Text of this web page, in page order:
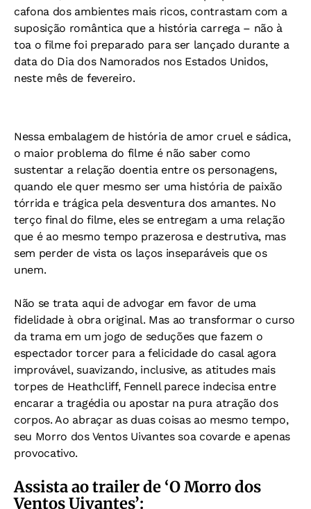
cafona dos ambientes mais ricos, contrastam com a
suposição romântica que a história carrega – não à
toa o filme foi preparado para ser lançado durante a
data do Dia dos Namorados nos Estados Unidos,
neste mês de fevereiro.
Nessa embalagem de história de amor cruel e sádica,
o maior problema do filme é não saber como
sustentar a relação doentia entre os personagens,
quando ele quer mesmo ser uma história de paixão
tórrida e trágica pela desventura dos amantes. No
terço final do filme, eles se entregam a uma relação
que é ao mesmo tempo prazerosa e destrutiva, mas
sem perder de vista os laços inseparáveis que os
unem.
Não se trata aqui de advogar em favor de uma
fidelidade à obra original. Mas ao transformar o curso
da trama em um jogo de seduções que fazem o
espectador torcer para a felicidade do casal agora
improvável, suavizando, inclusive, as atitudes mais
torpes de Heathcliff, Fennell parece indecisa entre
encarar a tragédia ou apostar na pura atração dos
corpos. Ao abraçar as duas coisas ao mesmo tempo,
seu Morro dos Ventos Uivantes soa covarde e apenas
provocativo.
Assista ao trailer de ‘O Morro dos
Ventos Uivantes’: